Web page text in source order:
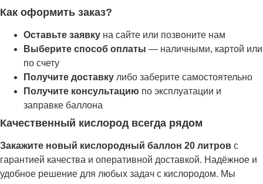
Как оформить заказ?
Оставьте заявку на сайте или позвоните нам
Выберите способ оплаты — наличными, картой или
по счету
Получите доставку либо заберите самостоятельно
Получите консультацию по эксплуатации и
заправке баллона
Качественный кислород всегда рядом
Закажите новый кислородный баллон 20 литров с
гарантией качества и оперативной доставкой. Надёжное и
удобное решение для любых задач с кислородом. Мы